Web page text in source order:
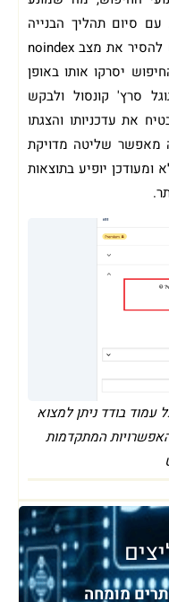
סיום תהליך הבנייה
והאופטימיזציה הפנימית של הדף, יש להסיר את מצב noindex
יסרקו אותו באופן
סרץ' קונסול ולבקש
את עדכניותו והצגתו
מאפשר שליטה מדויקת
יופיע בתוצאות
עמוד בודד ניתן למצוא
המתקדמות
מומחה